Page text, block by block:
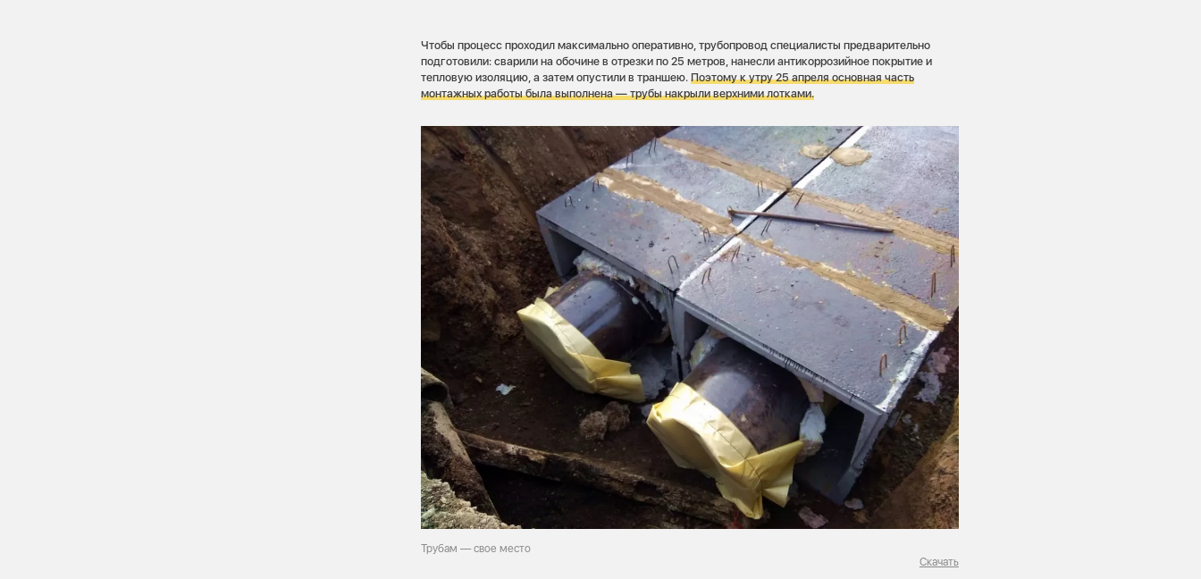
Чтобы процесс проходил максимально оперативно, трубопровод специалисты предварительно
подготовили: сварили на обочине в отрезки по 25 метров, нанесли антикоррозийное покрытие и
тепловую изоляцию, а затем опустили в траншею.Поэтому к утру 25 апреля основная часть
монтажных работы была выполнена — трубы накрыли верхними лотками.
Трубам — свое место
Скачать